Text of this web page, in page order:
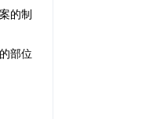
的制
部位